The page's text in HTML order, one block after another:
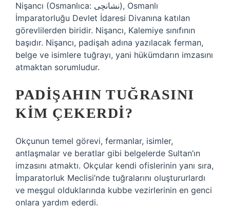
Nişancı (Osmanlıca: نشانچی), Osmanlı
İmparatorluğu Devlet İdaresi Divanına katılan
görevlilerden biridir. Nişancı, Kalemiye sınıfının
başıdır. Nişancı, padişah adına yazılacak ferman,
belge ve isimlere tuğrayı, yani hükümdarın imzasını
atmaktan sorumludur.
PADIŞAHIN TUĞRASINI
KIM ÇEKERDI?
Okçunun temel görevi, fermanlar, isimler,
antlaşmalar ve beratlar gibi belgelerde Sultan’ın
imzasını atmaktı. Okçular kendi ofislerinin yanı sıra,
İmparatorluk Meclisi’nde tuğralarını oluştururlardı
ve meşgul olduklarında kubbe vezirlerinin en genci
onlara yardım ederdi.